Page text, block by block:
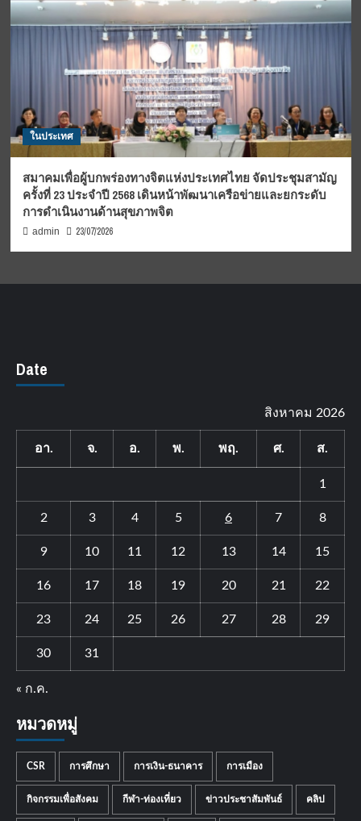
ในประเทศ
สมาคมเพื่อผู้บกพร่องทางจิตแห่งประเทศไทย จัดประชุมสามัญ
ครั้งที่ 23 ประจำปี 2568 เดินหน้าพัฒนาเครือข่ายและยกระดับ
การดำเนินงานด้านสุขภาพจิต
admin 23/07/2026
Date
สิงหาคม 2026
อา. จ. อ. พ. พฤ. ศ. ส.
1
2 3 4 5 6 7 8
9 10 11 12 13 14 15
16 17 18 19 20 21 22
23 24 25 26 27 28 29
30 31
« ก.ค.
หมวดหมู่
CSR การศึกษา การเงิน-ธนาคาร การเมือง
กิจกรรมเพื่อสังคม กีฬา-ท่องเที่ยว ข่าวประชาสัมพันธ์ คลิป